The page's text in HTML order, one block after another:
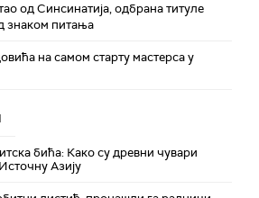
од Синсинатија, одбрана титуле
знаком питања
на самом старту мастерса у
бића: Како су древни чувари
Азију